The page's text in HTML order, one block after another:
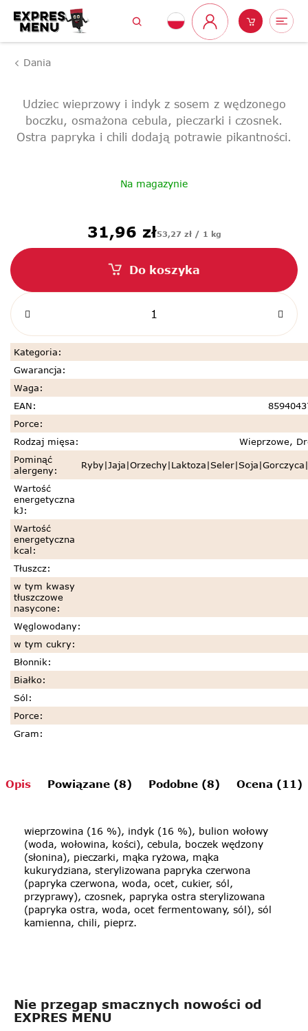
treści
Szukaj
Zaloguj
Koszyk
Dania
Udziec wieprzowy i indyk z sosem z wędzonego
boczku, osmażona cebula, pieczarki i czosnek.
Ostra papryka i chili dodają potrawie pikantności.
Na magazynie
31,96 złjednostkowa:
53,27 zł / 1 kg
Do koszyka
Kategoria:
Gwarancja:
Waga:
EAN:
Porce:
Rodzaj mięsa:
Wieprzowe,
Pominąć
alergeny:
Wartość
energetyczna
kJ:
Wartość
energetyczna
kcal:
Tłuszcz:
w tym kwasy
tłuszczowe
nasycone:
Węglowodany:
w tym cukry:
Błonnik:
Białko:
Sól:
Porce:
Gram:
Opis Powiązane (8) Podobne (8) Ocena (11)
wieprzowina (16 %), indyk (16 %), bulion wołowy
(woda, wołowina, kości), cebula, boczek wędzony
(słonina), pieczarki, mąka ryżowa, mąka
kukurydziana, sterylizowana papryka czerwona
(papryka czerwona, woda, ocet, cukier, sól,
przyprawy), czosnek, papryka ostra sterylizowana
(papryka ostra, woda, ocet fermentowany, sól), sól
kamienna, chili, pieprz.
Nie przegap smacznych nowości od
EXPRES MENU